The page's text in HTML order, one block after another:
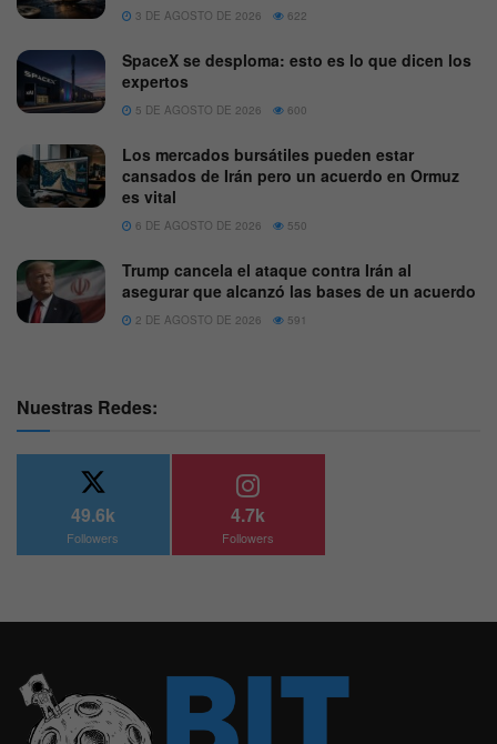
3 DE AGOSTO DE 2026 622
SpaceX se desploma: esto es lo que dicen los
expertos
5 DE AGOSTO DE 2026 600
Los mercados bursátiles pueden estar
cansados de Irán pero un acuerdo en Ormuz
es vital
6 DE AGOSTO DE 2026 550
Trump cancela el ataque contra Irán al
asegurar que alcanzó las bases de un acuerdo
2 DE AGOSTO DE 2026 591
Nuestras Redes:
49.6k
Followers
4.7k
Followers